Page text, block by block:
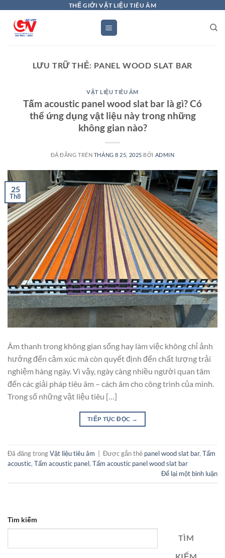
THẾ GIỚI VẬT LIỆU TIÊU ÂM
LƯU TRỮ THẺ: PANEL WOOD SLAT BAR
VẬT LIỆU TIÊU ÂM
Tấm acoustic panel wood slat bar là gì? Có
thể ứng dụng vật liệu này trong những
không gian nào?
ĐÃ ĐĂNG TRÊN THÁNG 8 25, 2025 BỞI ADMIN
25
Th8
Âm thanh trong không gian sống hay làm việc không chỉ ảnh
hưởng đến cảm xúc mà còn quyết định đến chất lượng trải
nghiệm hàng ngày. Vì vậy, ngày càng nhiều người quan tâm
đến các giải pháp tiêu âm – cách âm cho công trình của mình.
Trong số những vật liệu tiêu […]
TIẾP TỤC ĐỌC →
Đã đăng trongVật liệu tiêu âm Được gắn thẻ panel wood slat bar, Tấm
acoustic, Tấm acoustic panel, Tấm acoustic panel wood slat bar
Để lại một bình luận
Tìm kiếm
TÌM